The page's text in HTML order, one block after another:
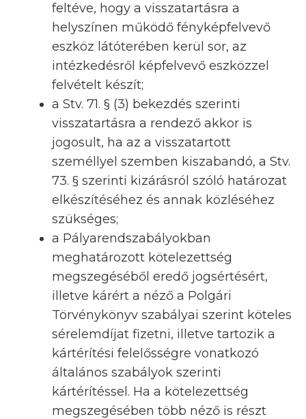
feltéve, hogy a visszatartásra a
helyszínen működő fényképfelvevő
eszköz látóterében kerül sor, az
intézkedésről képfelvevő eszközzel
felvételt készít;
a Stv. 71. § (3) bekezdés szerinti
visszatartásra a rendező akkor is
jogosult, ha az a visszatartott
személlyel szemben kiszabandó, a Stv.
73. § szerinti kizárásról szóló határozat
elkészítéséhez és annak közléséhez
szükséges;
a Pályarendszabályokban
meghatározott kötelezettség
megszegéséből eredő jogsértésért,
illetve kárért a néző a Polgári
Törvénykönyv szabályai szerint köteles
sérelemdíjat fizetni, illetve tartozik a
kártérítési felelősségre vonatkozó
általános szabályok szerinti
kártérítéssel. Ha a kötelezettség
megszegésében több néző is részt